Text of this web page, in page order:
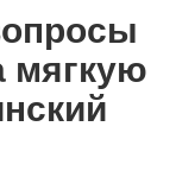
мягкую